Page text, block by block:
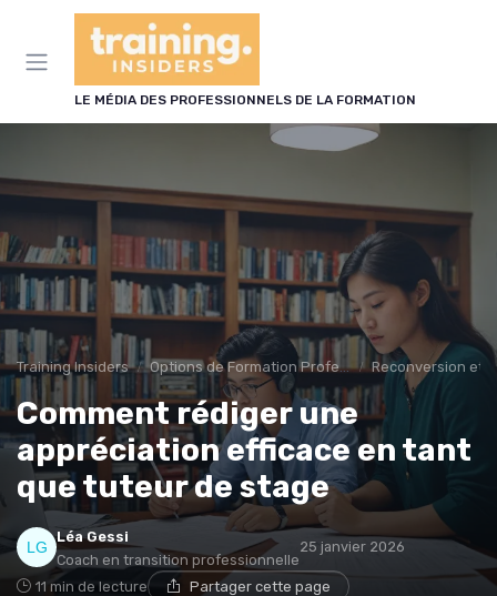
LE MÉDIA DES PROFESSIONNELS DE LA FORMATION
Training Insiders Options de Formation Professionnelle Reconversion et
Comment rédiger une
appréciation efficace en tant
que tuteur de stage
Léa Gessi
Coach en transition professionnelle
25 janvier 2026
11 min de lecture Partager cette page
Panneau de gestion des cookies